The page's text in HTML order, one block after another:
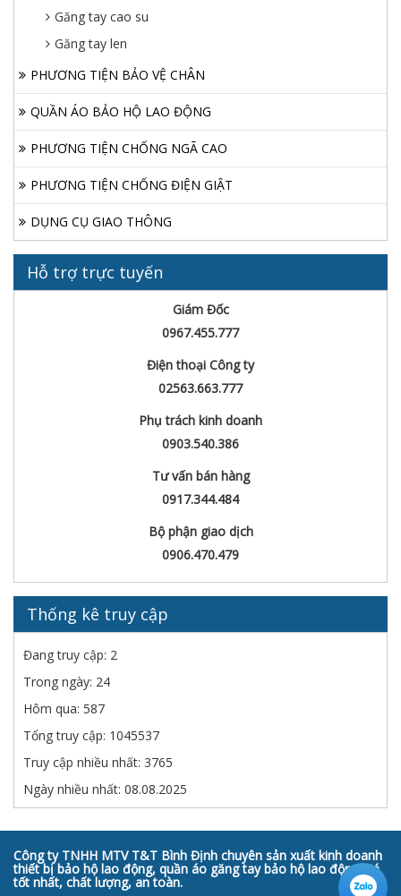
Găng tay cao su
Găng tay len
PHƯƠNG TIỆN BẢO VỆ CHÂN
QUẦN ÁO BẢO HỘ LAO ĐỘNG
PHƯƠNG TIỆN CHỐNG NGÃ CAO
PHƯƠNG TIỆN CHỐNG ĐIỆN GIẬT
DỤNG CỤ GIAO THÔNG
Hỗ trợ trực tuyến
Giám Đốc
0967.455.777
Điện thoại Công ty
02563.663.777
Phụ trách kinh doanh
0903.540.386
Tư vấn bán hàng
0917.344.484
Bộ phận giao dịch
0906.470.479
Thống kê truy cập
Đang truy cập: 2
Trong ngày: 24
Hôm qua: 587
Tổng truy cập: 1045537
Truy cập nhiều nhất: 3765
Ngày nhiều nhất: 08.08.2025
Công ty TNHH MTV T&T Bình Định chuyên sản xuất kinh doanh
thiết bị bảo hộ lao động, quần áo găng tay bảo hộ lao động giá
tốt nhất, chất lượng, an toàn.